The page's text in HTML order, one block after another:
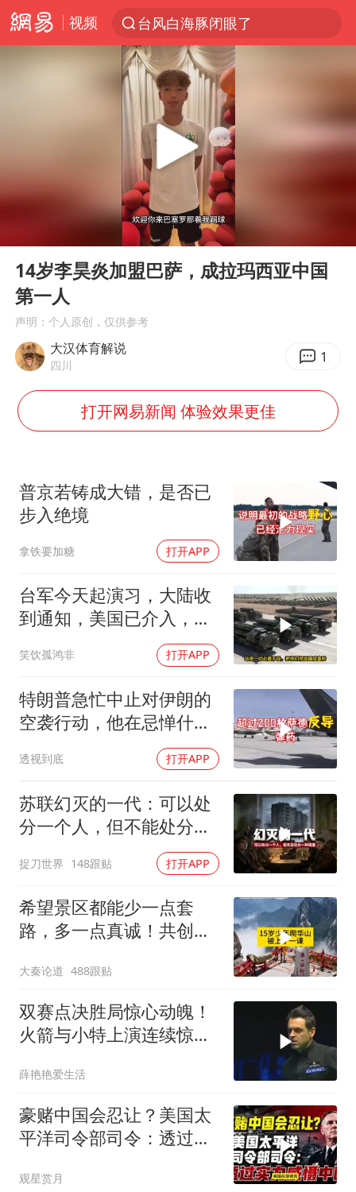
视频
台风白海豚闭眼了
香港宏福苑火灾或由烟头引起
浙江台州《告全体市民书》
美拟年底前首次测试“金穹”反导系统
四川宜宾3.4级地震
泰国初中生饮弹自尽前开了26枪
上半年国内居民出游人次34.63亿
22岁女生独闯南太行失联12天
今年第二强台风将带来多大影响
“准2万亿”之城点名支持三所大学
习近平心系体育强国建设
Play
14岁李昊炎加盟巴萨，成拉玛西亚中国
第一人
声明：个人原创，仅供参考
大汉体育解说
四川 1
打开网易新闻 体验效果更佳
普京若铸成大错，是否已
步入绝境
拿铁要加糖 打开APP
台军今天起演习，大陆收
到通知，美国已介入，日
笑饮孤鸿非 打开APP
特朗普急忙中止对伊朗的
空袭行动，他在忌惮什
透视到底 打开APP
苏联幻灭的一代：可以处
分一个人，但不能处分一
捉刀世界 148跟贴 打开APP
希望景区都能少一点套
路，多一点真诚！共创良
大秦论道 488跟贴
双赛点决胜局惊心动魄！
火箭与小特上演连续惊险
薛艳艳爱生活
豪赌中国会忍让？美国太
平洋司令部司令：透过实
观星赏月